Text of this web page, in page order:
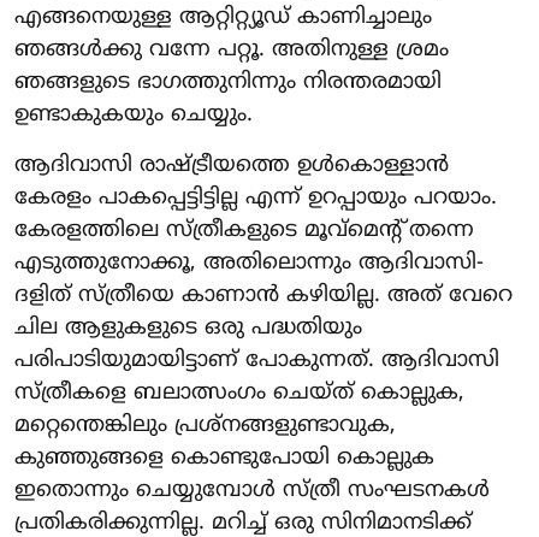
എങ്ങനെയുള്ള ആറ്റിറ്റ്യൂഡ് കാണിച്ചാലും
ഞങ്ങൾക്കു വന്നേ പറ്റൂ. അതിനുള്ള ശ്രമം
ഞങ്ങളുടെ ഭാഗത്തുനിന്നും നിരന്തരമായി
ഉണ്ടാകുകയും ചെയ്യും.
ആദിവാസി രാഷ്ട്രീയത്തെ ഉൾകൊള്ളാൻ
കേരളം പാകപ്പെട്ടിട്ടില്ല എന്ന് ഉറപ്പായും പറയാം.
കേരളത്തിലെ സ്ത്രീകളുടെ മൂവ്‌മെന്റ് തന്നെ
എടുത്തുനോക്കൂ, അതിലൊന്നും ആദിവാസി-
ദളിത് സ്ത്രീയെ കാണാൻ കഴിയില്ല. അത് വേറെ
ചില ആളുകളുടെ ഒരു പദ്ധതിയും
പരിപാടിയുമായിട്ടാണ് പോകുന്നത്. ആദിവാസി
സ്ത്രീകളെ ബലാത്സംഗം ചെയ്ത് കൊല്ലുക,
മറ്റെന്തെങ്കിലും പ്രശ്നങ്ങളുണ്ടാവുക,
കുഞ്ഞുങ്ങളെ കൊണ്ടുപോയി കൊല്ലുക
ഇതൊന്നും ചെയ്യുമ്പോൾ സ്ത്രീ സംഘടനകൾ
പ്രതികരിക്കുന്നില്ല. മറിച്ച് ഒരു സിനിമാനടിക്ക്